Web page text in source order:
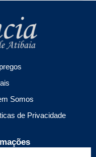
Somos
de Privacidade